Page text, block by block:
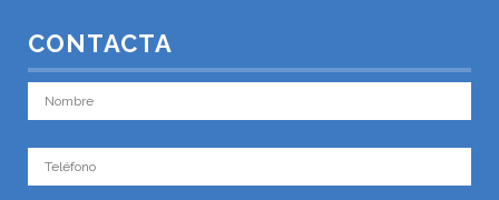
CONTACTA